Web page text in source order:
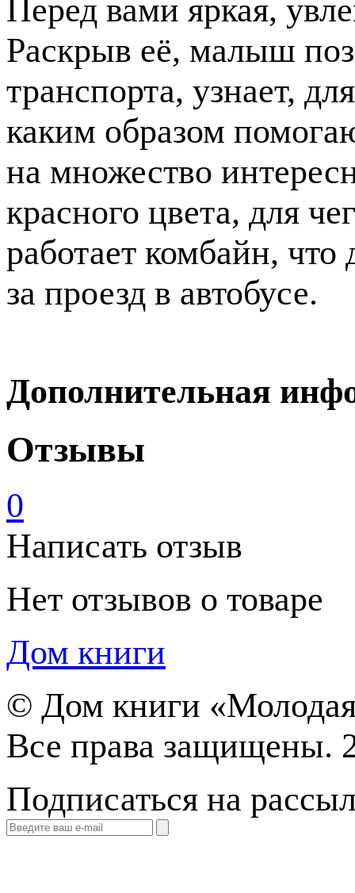
Перед вами яркая,
Раскрыв её, малыш
транспорта, узнает,
каким образом
на множество
красного цвета, для
работает комбайн,
за проезд в автобусе.
Дополнительная
Отзывы
0
Написать отзыв
Нет отзывов о товаре
Дом книги
© Дом книги
Все права защищены.
Подписаться на